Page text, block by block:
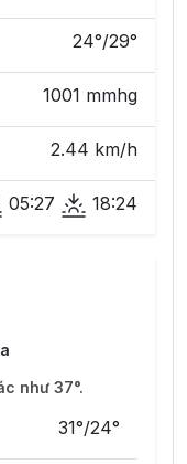
24°/29°
1001 mmhg
2.44 km/h
05:27 18:24
như 37°.
31°/24°